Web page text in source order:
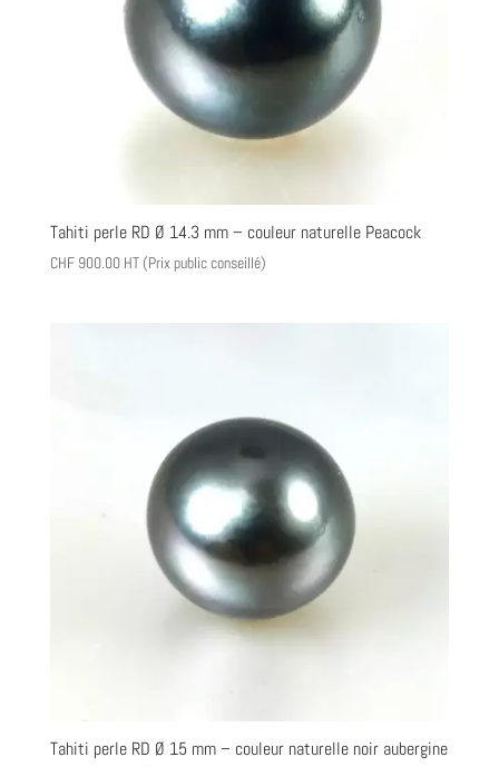
Tahiti perle RD Ø 14.3 mm – couleur naturelle Peacock
CHF900.00 HT (Prix public conseillé)
Tahiti perle RD Ø 15 mm – couleur naturelle noir aubergine